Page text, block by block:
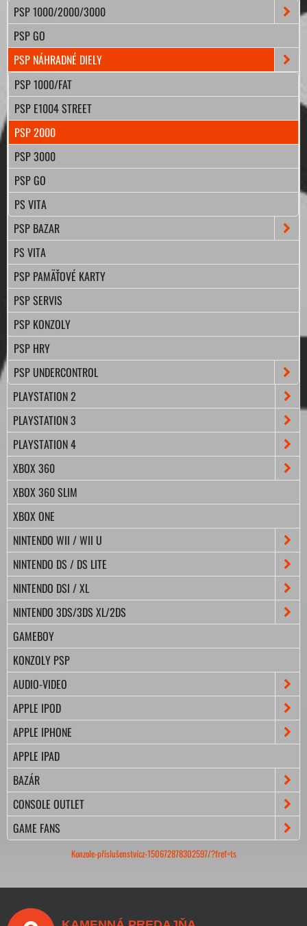
PSP 1000/2000/3000
PSP GO
PSP NÁHRADNÉ DIELY
PSP 1000/FAT
PSP E1004 STREET
PSP 2000
PSP 3000
PSP GO
PS VITA
PSP BAZAR
PS VITA
PSP PAMÄŤOVÉ KARTY
PSP SERVIS
PSP KONZOLY
PSP HRY
PSP UNDERCONTROL
PLAYSTATION 2
PLAYSTATION 3
PLAYSTATION 4
XBOX 360
XBOX 360 SLIM
XBOX ONE
NINTENDO WII / WII U
NINTENDO DS / DS LITE
NINTENDO DSI / XL
NINTENDO 3DS/3DS XL/2DS
GAMEBOY
KONZOLY PSP
AUDIO-VIDEO
APPLE IPOD
APPLE IPHONE
APPLE IPAD
BAZÁR
CONSOLE OUTLET
GAME FANS
Konzole-příslušenstvícz-150672878302597/?fref=ts